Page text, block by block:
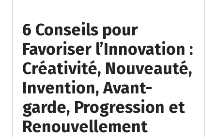
6 Conseils pour
Favoriser l’Innovation :
Créativité, Nouveauté,
Invention, Avant-
garde, Progression et
Renouvellement